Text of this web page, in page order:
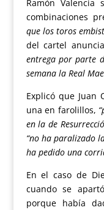
Ramón
combinaciones
que los toros
del cartel
entrega por parte
semana la Real
Explicó que Juan
una en farolillos,
en la de
“no ha paralizado
ha pedido una
En el caso de
cuando se
porque había